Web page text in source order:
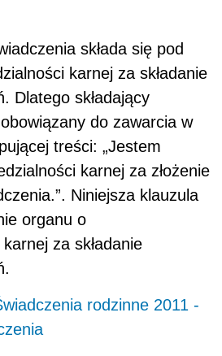
składa się pod
karnej za składanie
Dlatego składający
do zawarcia w
treści: „Jestem
karnej za złożenie
Niniejsza klauzula
organu o
za składanie
rodzinne 2011 -